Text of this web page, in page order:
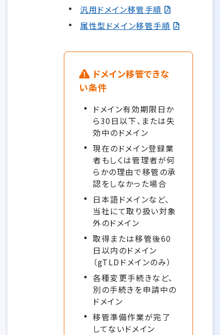
汎用ドメイン移管手順
属性型ドメイン移管手順
ドメイン移管できな
い条件
ドメイン有効期限日か
ら30日以下、または失
効中のドメイン
現在のドメイン登録業
者もしくは管理者が何
らかの理由で移管の承
認をしなかった場合
日本語ドメインなど、
当社にて取り扱い対象
外のドメイン
取得または移管後60
日以内のドメイン
（gTLDドメインのみ）
各種変更手続きなど、
別の手続きを申請中の
ドメイン
移管準備作業が完了
してないドメイン